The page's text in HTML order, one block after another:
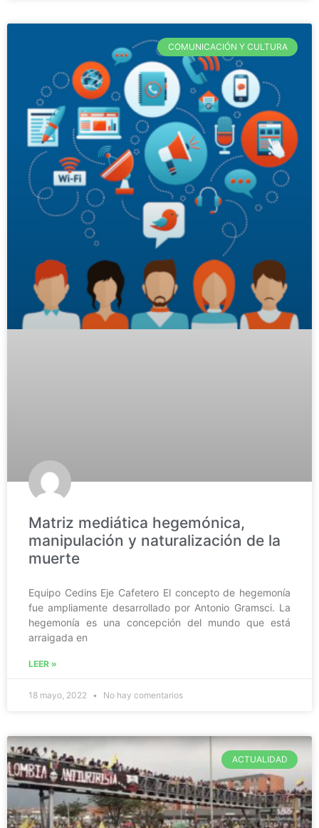
COMUNICACIÓN Y CULTURA
Matriz mediática hegemónica,
manipulación y naturalización de la
muerte
Equipo Cedins Eje Cafetero El concepto de hegemonía
fue ampliamente desarrollado por Antonio Gramsci. La
hegemonía es una concepción del mundo que está
arraigada en
LEER »
18 mayo, 2022 No hay comentarios
ACTUALIDAD